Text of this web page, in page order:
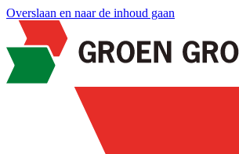
Overslaan en naar de inhoud gaan